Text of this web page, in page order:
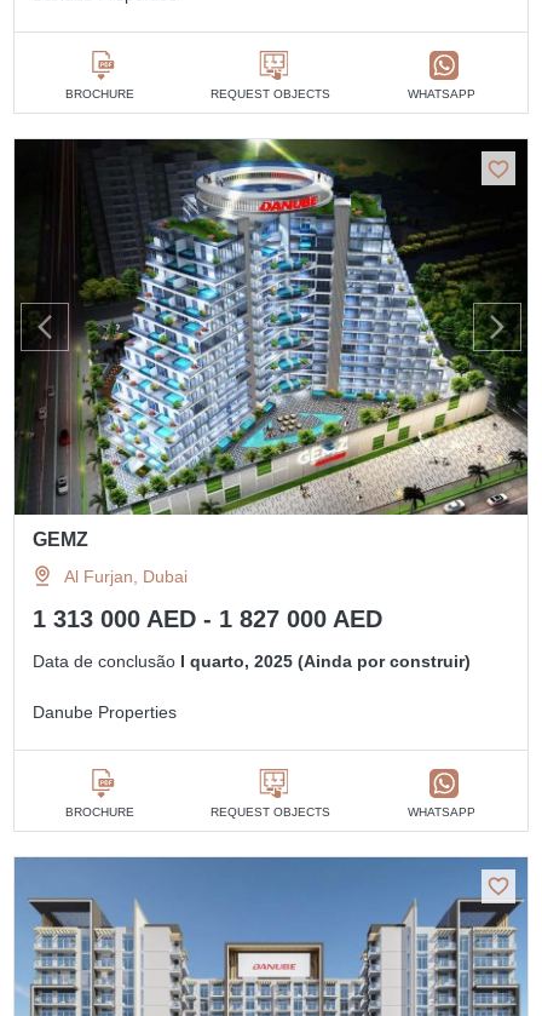
BROCHURE REQUEST OBJECTS WHATSAPP
GEMZ
Al Furjan, Dubai
1 313 000 AED - 1 827 000 AED
Data de conclusão I quarto, 2025 (Ainda por construir)
Danube Properties
BROCHURE REQUEST OBJECTS WHATSAPP